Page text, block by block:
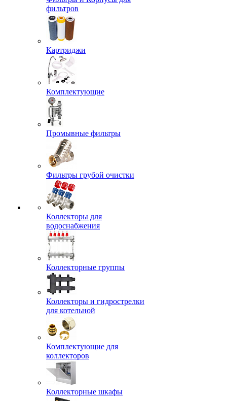
фильтров
Картриджи
Комплектующие
Промывные фильтры
Фильтры грубой очистки
Коллекторы для
водоснабжения
Коллекторные группы
Коллекторы и гидрострелки
для котельной
Комплектующие для
коллекторов
Коллекторные шкафы